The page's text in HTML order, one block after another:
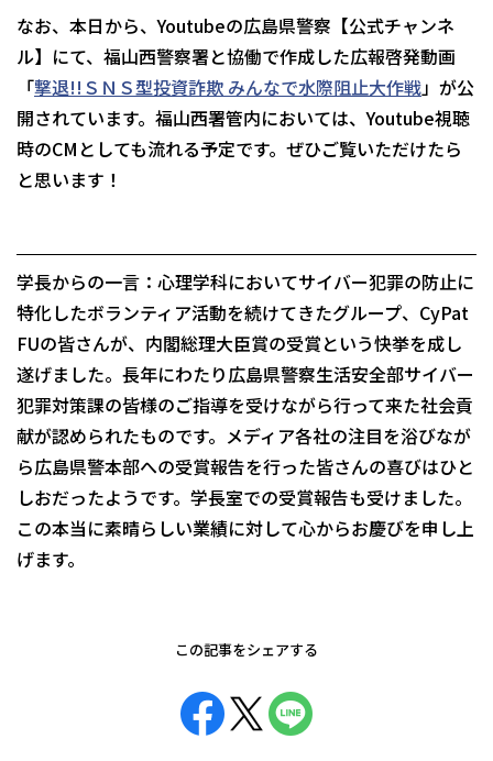
なお、本日から、Youtubeの広島県警察【公式チャンネ
ル】にて、福山西警察署と協働で作成した広報啓発動画
「撃退!!ＳＮＳ型投資詐欺 みんなで水際阻止大作戦」が公
開されています。福山西署管内においては、Youtube視聴
時のCMとしても流れる予定です。ぜひご覧いただけたら
と思います！
学長からの一言：心理学科においてサイバー犯罪の防止に
特化したボランティア活動を続けてきたグループ、CyPat
FUの皆さんが、内閣総理大臣賞の受賞という快挙を成し
遂げました。長年にわたり広島県警察生活安全部サイバー
犯罪対策課の皆様のご指導を受けながら行って来た社会貢
献が認められたものです。メディア各社の注目を浴びなが
ら広島県警本部への受賞報告を行った皆さんの喜びはひと
しおだったようです。学長室での受賞報告も受けました。
この本当に素晴らしい業績に対して心からお慶びを申し上
げます。
この記事をシェアする